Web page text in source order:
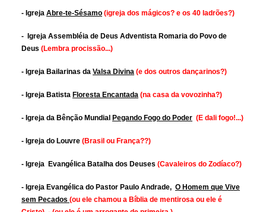
- Igreja Abre-te-Sésamo (igreja dos mágicos? e os 40 ladrões?)
- Igreja Assembléia de Deus Adventista Romaria do Povo de
Deus (Lembra procissão...)
- Igreja Bailarinas da Valsa Divina (e dos outros dançarinos?)
- Igreja Batista Floresta Encantada (na casa da vovozinha?)
- Igreja da Bênção Mundial Pegando Fogo do Poder (E dali fogo!...)
- Igreja do Louvre (Brasil ou França??)
- Igreja Evangélica Batalha dos Deuses (Cavaleiros do Zodíaco?)
- Igreja Evangélica do Pastor Paulo Andrade, O Homem que Vive
sem Pecados (ou ele chamou a Bíblia de mentirosa ou ele é